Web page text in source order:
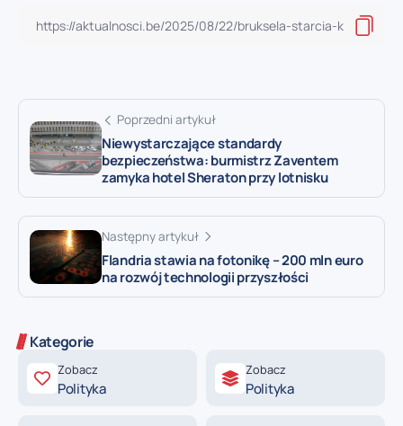
Poprzedni artykuł
Niewystarczające standardy
bezpieczeństwa: burmistrz Zaventem
zamyka hotel Sheraton przy lotnisku
Następny artykuł
Flandria stawia na fotonikę – 200 mln euro
na rozwój technologii przyszłości
Kategorie
Zobacz
Polityka
Zobacz
Polityka